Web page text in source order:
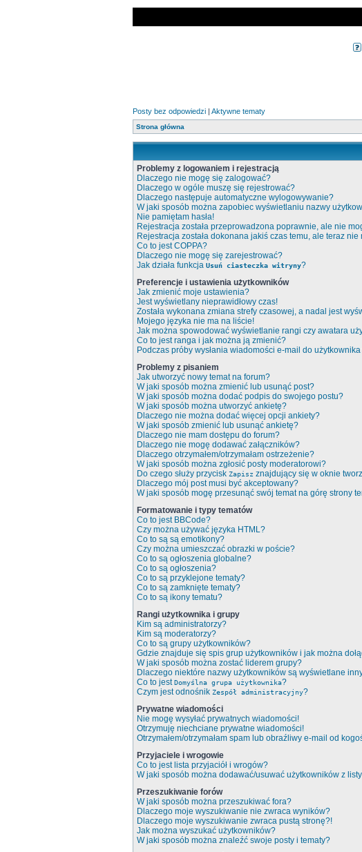
Posty bez odpowiedzi | Aktywne tematy
Strona główna
Problemy z logowaniem i rejestracją
Dlaczego nie mogę się zalogować?
Dlaczego w ogóle muszę się rejestrować?
Dlaczego następuje automatyczne wylogowywanie?
W jaki sposób można zapobiec wyświetlaniu nazwy
Nie pamiętam hasła!
Rejestracja została przeprowadzona poprawnie, ale nie
Rejestracja została dokonana jakiś czas temu, ale teraz
Co to jest COPPA?
Dlaczego nie mogę się zarejestrować?
Jak działa funkcja Usuń ciasteczka witryny?
Preferencje i ustawienia użytkowników
Jak zmienić moje ustawienia?
Jest wyświetlany nieprawidłowy czas!
Została wykonana zmiana strefy czasowej, a nadal jest
Mojego języka nie ma na liście!
Jak można spowodować wyświetlanie rangi czy awatara
Co to jest ranga i jak można ją zmienić?
Podczas próby wysłania wiadomości e-mail do
Problemy z pisaniem
Jak utworzyć nowy temat na forum?
W jaki sposób można zmienić lub usunąć post?
W jaki sposób można dodać podpis do swojego postu?
W jaki sposób można utworzyć ankietę?
Dlaczego nie można dodać więcej opcji ankiety?
W jaki sposób zmienić lub usunąć ankietę?
Dlaczego nie mam dostępu do forum?
Dlaczego nie mogę dodawać załączników?
Dlaczego otrzymałem/otrzymałam ostrzeżenie?
W jaki sposób można zgłosić posty moderatorowi?
Do czego służy przycisk Zapisz znajdujący się w oknie
Dlaczego mój post musi być akceptowany?
W jaki sposób mogę przesunąć swój temat na górę strony
Formatowanie i typy tematów
Co to jest BBCode?
Czy można używać języka HTML?
Co to są są emotikony?
Czy można umieszczać obrazki w poście?
Co to są ogłoszenia globalne?
Co to są ogłoszenia?
Co to są przyklejone tematy?
Co to są zamknięte tematy?
Co to są ikony tematu?
Rangi użytkownika i grupy
Kim są administratorzy?
Kim są moderatorzy?
Co to są grupy użytkowników?
Gdzie znajduje się spis grup użytkowników i jak można
W jaki sposób można zostać liderem grupy?
Dlaczego niektóre nazwy użytkowników są wyświetlane
Co to jestDomyślna grupa użytkownika?
Czym jest odnośnik Zespół administracyjny?
Prywatne wiadomości
Nie mogę wysyłać prywatnych wiadomości!
Otrzymuję niechciane prywatne wiadomości!
Otrzymałem/otrzymałam spam lub obraźliwy e-mail od
Przyjaciele i wrogowie
Co to jest lista przyjaciół i wrogów?
W jaki sposób można dodawać/usuwać użytkowników z
Przeszukiwanie forów
W jaki sposób można przeszukiwać fora?
Dlaczego moje wyszukiwanie nie zwraca wyników?
Dlaczego moje wyszukiwanie zwraca pustą stronę?!
Jak można wyszukać użytkowników?
W jaki sposób można znaleźć swoje posty i tematy?